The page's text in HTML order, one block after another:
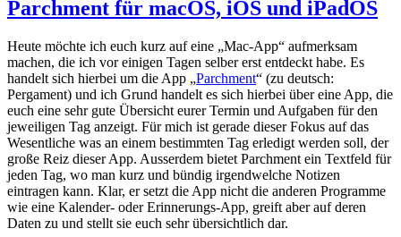
Parchment für macOS, iOS und iPadOS
Heute möchte ich euch kurz auf eine „Mac-App“ aufmerksam
machen, die ich vor einigen Tagen selber erst entdeckt habe. Es
handelt sich hierbei um die App „Parchment“ (zu deutsch:
Pergament) und ich Grund handelt es sich hierbei über eine App, die
euch eine sehr gute Übersicht eurer Termin und Aufgaben für den
jeweiligen Tag anzeigt. Für mich ist gerade dieser Fokus auf das
Wesentliche was an einem bestimmten Tag erledigt werden soll, der
große Reiz dieser App. Ausserdem bietet Parchment ein Textfeld für
jeden Tag, wo man kurz und bündig irgendwelche Notizen
eintragen kann. Klar, er setzt die App nicht die anderen Programme
wie eine Kalender- oder Erinnerungs-App, greift aber auf deren
Daten zu und stellt sie euch sehr übersichtlich dar.